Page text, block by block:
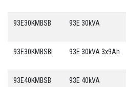
93E30KMBSB 93E 30kVA
93E30KMBSBI 93E 30kVA 3x9Ah
93E40KMBSB 93E 40kVA